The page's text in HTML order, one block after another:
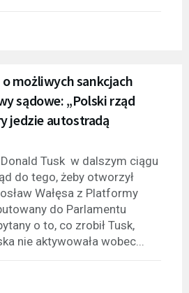
o możliwych sankcjach
sądowe: „Polski rząd
jedzie autostradą
Tusk w dalszym ciągu
do tego, żeby otworzył
Wałęsa z Platformy
do Parlamentu
o to, co zrobił Tusk,
nie aktywowała wobec...